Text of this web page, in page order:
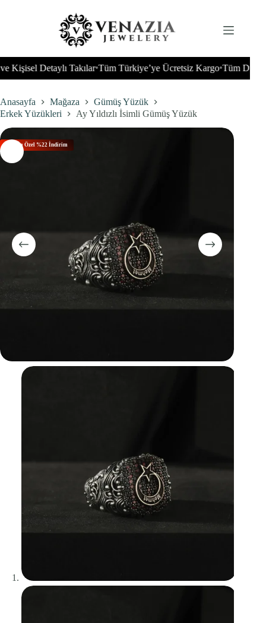
Detaylı Takılar•Tüm Türkiye’ye Ücretsiz Kargo•Tüm Dünyaya
Anasayfa Mağaza
Gümüş Yüzük
Erkek Yüzükleri
Ay Yıldızlı İsimli Gümüş Yüzük
Bu Aya Özel %22 İndirim